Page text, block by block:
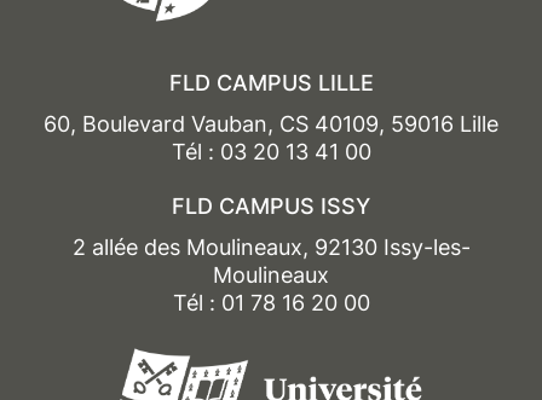
FLD CAMPUS LILLE
60, Boulevard Vauban, CS 40109, 59016 Lille
Tél : 03 20 13 41 00
FLD CAMPUS ISSY
2 allée des Moulineaux, 92130 Issy-les-
Moulineaux
Tél : 01 78 16 20 00